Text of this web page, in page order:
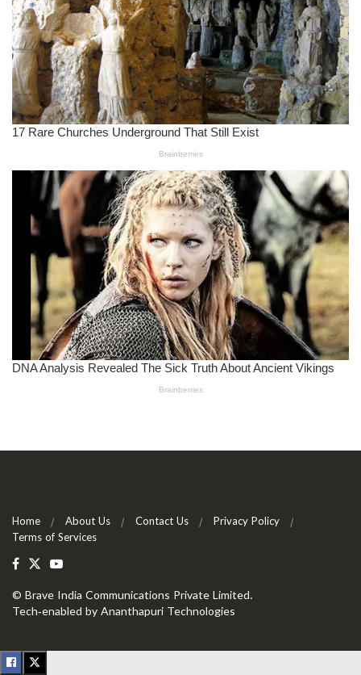
Home About Us Contact Us
Privacy Policy
Terms of Services
© Brave India Communications Private Limited.
Tech-enabled by Ananthapuri Technologies